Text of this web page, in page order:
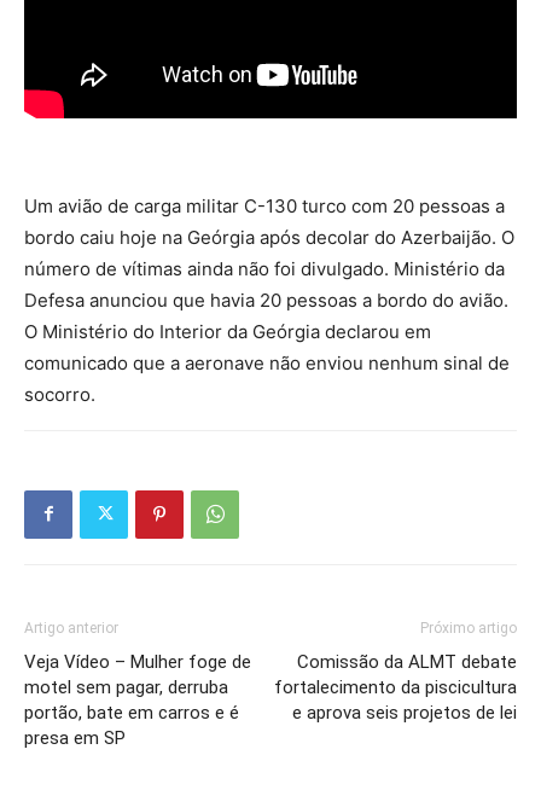
Um avião de carga militar C-130 turco com 20 pessoas a
bordo caiu hoje na Geórgia após decolar do Azerbaijão. O
número de vítimas ainda não foi divulgado. Ministério da
Defesa anunciou que havia 20 pessoas a bordo do avião.
O Ministério do Interior da Geórgia declarou em
comunicado que a aeronave não enviou nenhum sinal de
socorro.
Artigo anterior
Veja Vídeo – Mulher foge de
motel sem pagar, derruba
portão, bate em carros e é
presa em SP
Próximo artigo
Comissão da ALMT debate
fortalecimento da piscicultura
e aprova seis projetos de lei